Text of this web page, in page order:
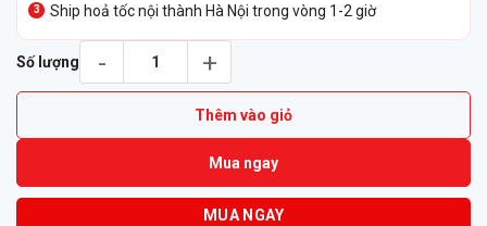
Ship hoả tốc nội thành Hà Nội trong vòng 1-2 giờ
Số lượng
Thêm vào giỏ
Mua ngay
MUA NGAY